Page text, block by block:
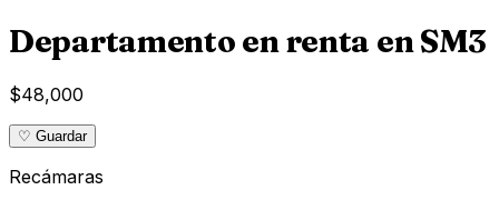
Departamento en renta en SM3
$48,000
♡ Guardar
Recámaras